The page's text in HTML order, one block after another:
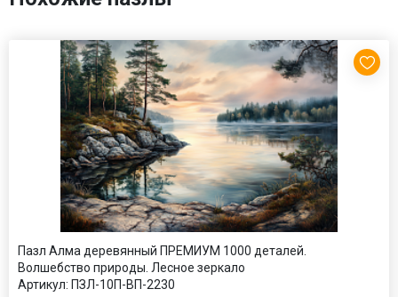
Пазл Алма деревянный ПРЕМИУМ 1000 деталей.
Волшебство природы. Лесное зеркало
Артикул: ПЗЛ-10П-ВП-2230